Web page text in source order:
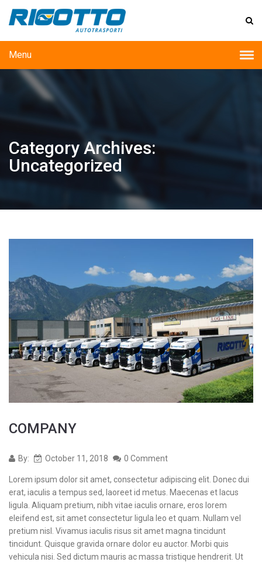
Menu
Category Archives:
Uncategorized
COMPANY
By: October 11, 2018 0 Comment
Lorem ipsum dolor sit amet, consectetur adipiscing elit. Donec dui
erat, iaculis a tempus sed, laoreet id metus. Maecenas et lacus
ligula. Aliquam pretium, nibh vitae iaculis ornare, eros lorem
eleifend est, sit amet consectetur ligula leo et quam. Nullam vel
pretium nisl. Vivamus iaculis risus sit amet magna tincidunt
tincidunt. Quisque gravida ornare dolor eu auctor. Morbi quis
vehicula nisi. Sed dictum mauris ac massa tristique hendrerit. Ut